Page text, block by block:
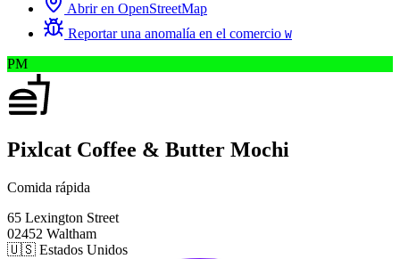
Abrir en OpenStreetMap
Reportar una anomalía en el comercio W
PM
Pixlcat Coffee & Butter Mochi
Comida rápida
65 Lexington Street
02452 Waltham
🇺🇸 Estados Unidos